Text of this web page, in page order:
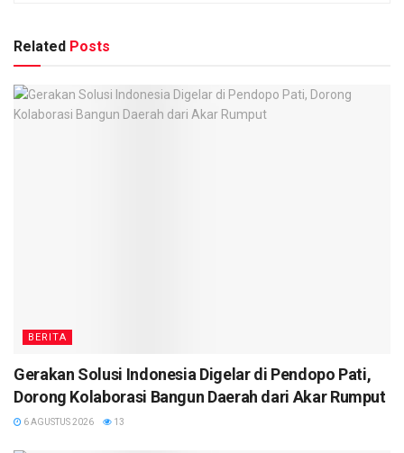
Related Posts
BERITA
Gerakan Solusi Indonesia Digelar di Pendopo Pati,
Dorong Kolaborasi Bangun Daerah dari Akar Rumput
6 AGUSTUS 2026 13